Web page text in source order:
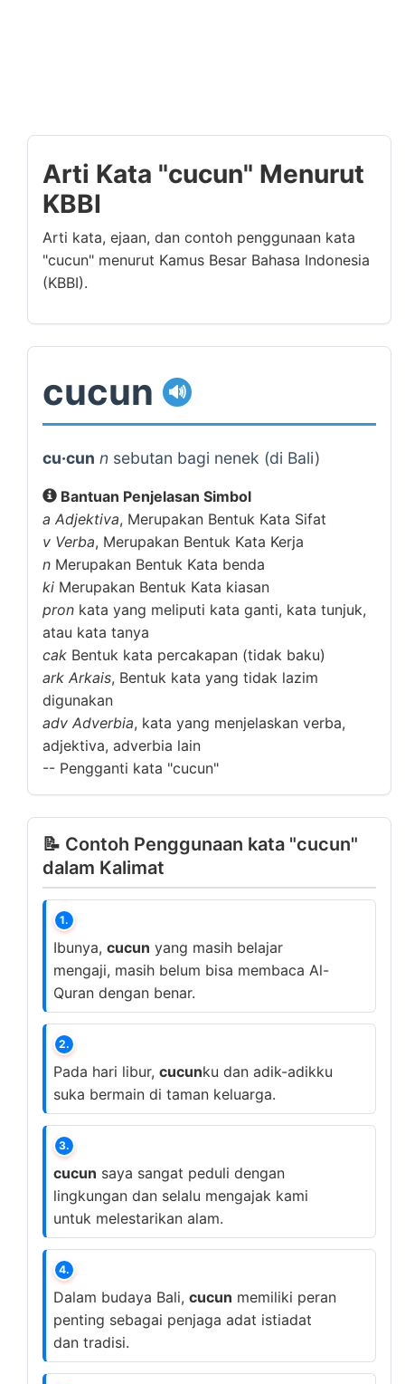
Arti Kata "cucun" Menurut
KBBI
Arti kata, ejaan, dan contoh penggunaan kata
"cucun" menurut Kamus Besar Bahasa Indonesia
(KBBI).
cucun 🔊
cu·cun n sebutan bagi nenek (di Bali)
Bantuan Penjelasan Simbol
a Adjektiva, Merupakan Bentuk Kata Sifat
v Verba, Merupakan Bentuk Kata Kerja
n Merupakan Bentuk Kata benda
ki Merupakan Bentuk Kata kiasan
pron kata yang meliputi kata ganti, kata tunjuk,
atau kata tanya
cak Bentuk kata percakapan (tidak baku)
ark Arkais, Bentuk kata yang tidak lazim
digunakan
adv Adverbia, kata yang menjelaskan verba,
adjektiva, adverbia lain
-- Pengganti kata "cucun"
📝 Contoh Penggunaan kata "cucun"
dalam Kalimat
1.
Ibunya, cucun yang masih belajar
mengaji, masih belum bisa membaca Al-
Quran dengan benar.
2.
Pada hari libur, cucunku dan adik-adikku
suka bermain di taman keluarga.
3.
cucun saya sangat peduli dengan
lingkungan dan selalu mengajak kami
untuk melestarikan alam.
4.
Dalam budaya Bali, cucun memiliki peran
penting sebagai penjaga adat istiadat
dan tradisi.